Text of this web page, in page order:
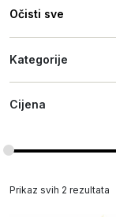
Očisti sve
Kategorije
Cijena
Prikaz svih 2 rezultata